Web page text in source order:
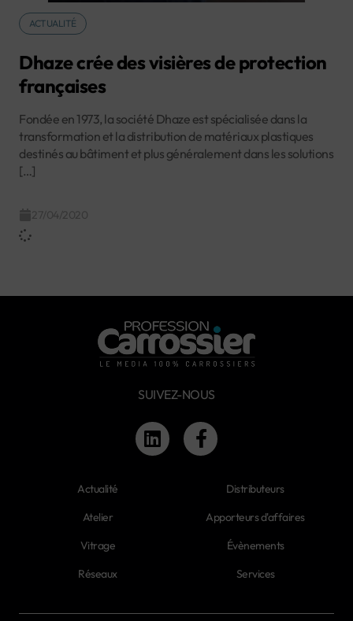
ACTUALITÉ
Dhaze crée des visières de protection
françaises
Fondée en 1973, la société Dhaze est spécialisée dans la
transformation et la distribution de matériaux plastiques
destinés au bâtiment et plus généralement dans les solutions
[…]
SUIVEZ-NOUS
Actualité
Atelier
Vitrage
Réseaux
Distributeurs
Apporteurs d'affaires
Évènements
Services